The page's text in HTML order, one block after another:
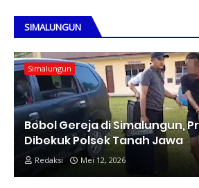
SIMALUNGUN
Simalungun
Bobol Gereja di Simalungun,
Dibekuk Polsek Tanah Jawa
Redaksi Mei 12, 2026